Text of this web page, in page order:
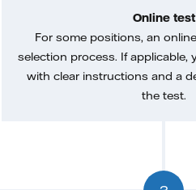
Online test
For some positions, an
selection process. If applicable,
with clear instructions and a
the test.